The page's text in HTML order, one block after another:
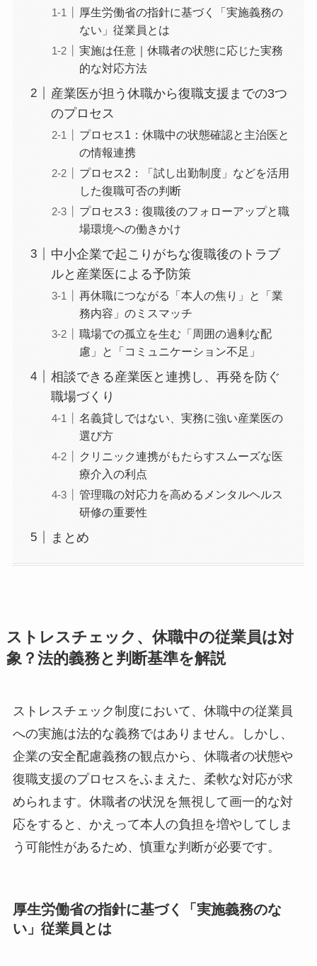
ストレスチェック、休職中の従業員は対
象？法的義務と判断基準を解説
厚生労働省の指針に基づく「実施義務
のない」従業員とは
実施は任意｜休職者の状態に応じた実
務的な対応方法
産業医が担う休職から復職支援までの3
つのプロセス
プロセス1：休職中の状態確認と主治医
との情報連携
プロセス2：「試し出勤制度」などを活
用した復職可否の判断
プロセス3：復職後のフォローアップと
職場環境への働きかけ
中小企業で起こりがちな復職後のトラブ
ルと産業医による予防策
再休職につながる「本人の焦り」と
「業務内容」のミスマッチ
職場での孤立を生む「周囲の過剰な配
慮」と「コミュニケーション不足」
相談できる産業医と連携し、再発を防ぐ
職場づくり
名義貸しではない、実務に強い産業医
の選び方
クリニック連携がもたらすスムーズな
医療介入の利点
管理職の対応力を高めるメンタルヘル
象？法的義務と判断基準を解説
ストレスチェック制度において、休職中の従業員
への実施は法的な義務ではありません。しかし、
企業の安全配慮義務の観点から、休職者の状態や
復職支援のプロセスをふまえた、柔軟な対応が求
められます。休職者の状況を無視して画一的な対